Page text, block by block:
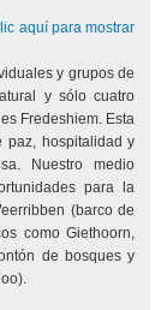
aquí para mostrar
y grupos de
y sólo cuatro
Fredeshiem. Esta
paz, hospitalidad y
Nuestro medio
para la
(barco de
como Giethoorn,
de bosques y